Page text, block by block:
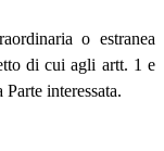
o estranea
di cui agli artt. 1 e
interessata.